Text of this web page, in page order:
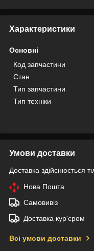
Характеристики
Основні
Код запчастини
Стан
Тип запчастини
Тип техніки
Умови доставки
Доставка здійснюється
Нова Пошта
Самовивіз
Доставка кур'єром
Всі умови доставки